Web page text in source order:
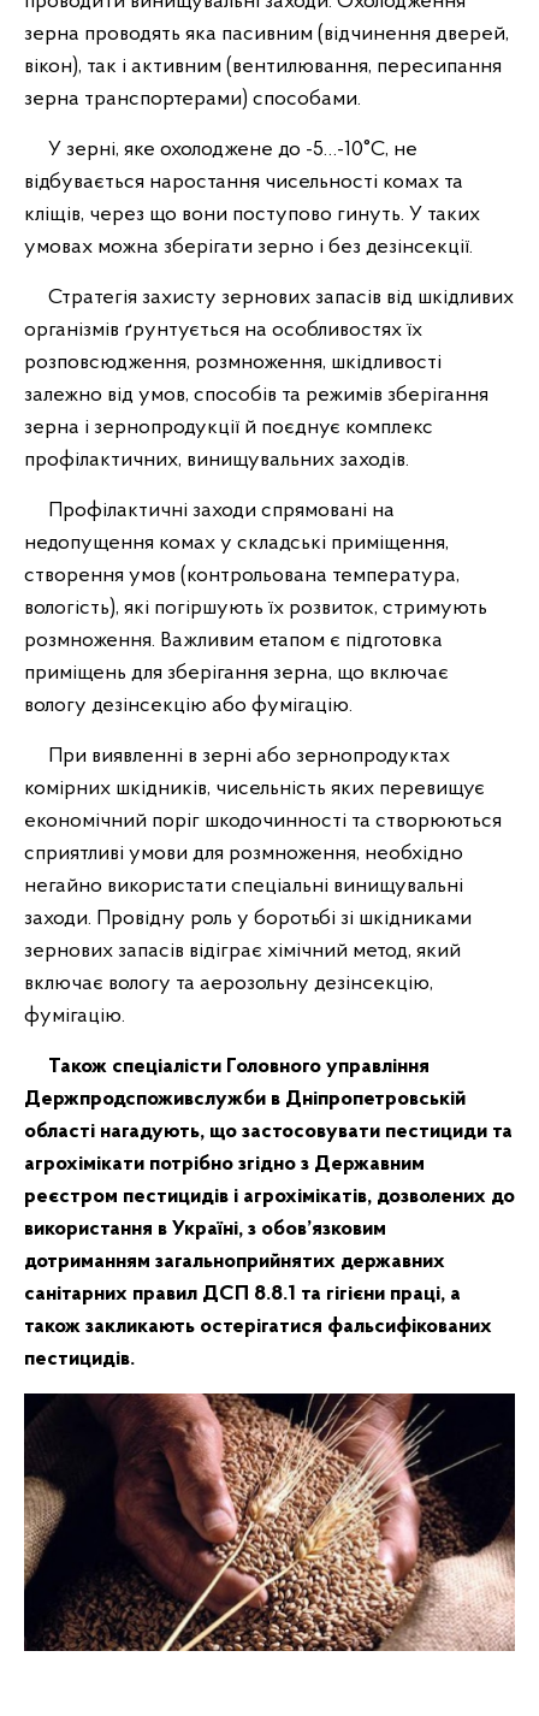
зерна проводять яка пасивним (відчинення дверей,
вікон), так і активним (вентилювання, пересипання
зерна транспортерами) способами.
У зерні, яке охолоджене до -5…-10°C, не
відбувається наростання чисельності комах та
кліщів, через що вони поступово гинуть. У таких
умовах можна зберігати зерно і без дезінсекції.
Стратегія захисту зернових запасів від шкідливих
організмів ґрунтується на особливостях їх
розповсюдження, розмноження, шкідливості
залежно від умов, способів та режимів зберігання
зерна і зернопродукції й поєднує комплекс
профілактичних, винищувальних заходів.
Профілактичні заходи спрямовані на
недопущення комах у складські приміщення,
створення умов (контрольована температура,
вологість), які погіршують їх розвиток, стримують
розмноження. Важливим етапом є підготовка
приміщень для зберігання зерна, що включає
вологу дезінсекцію або фумігацію.
При виявленні в зерні або зернопродуктах
комірних шкідників, чисельність яких перевищує
економічний поріг шкодочинності та створюються
сприятливі умови для розмноження, необхідно
негайно використати спеціальні винищувальні
заходи. Провідну роль у боротьбі зі шкідниками
зернових запасів відіграє хімічний метод, який
включає вологу та аерозольну дезінсекцію,
фумігацію.
Також спеціалісти Головного управління
Держпродспоживслужби в Дніпропетровській
області нагадують, що застосовувати пестициди та
агрохімікати потрібно згідно з Державним
реєстром пестицидів і агрохімікатів, дозволених до
використання в Україні, з обов’язковим
дотриманням загальноприйнятих державних
санітарних правил ДСП 8.8.1 та гігієни праці, а
також закликають остерігатися фальсифікованих
пестицидів.